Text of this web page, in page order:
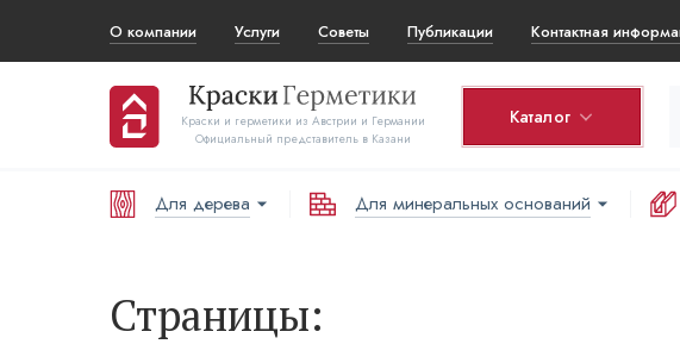
О компании Услуги Советы Публикации Контактная
Краски и герметики из Австрии и Германии
Официальный представитель в Казани
Каталог
Корзина
Для дерева Для минеральных оснований
Страницы: